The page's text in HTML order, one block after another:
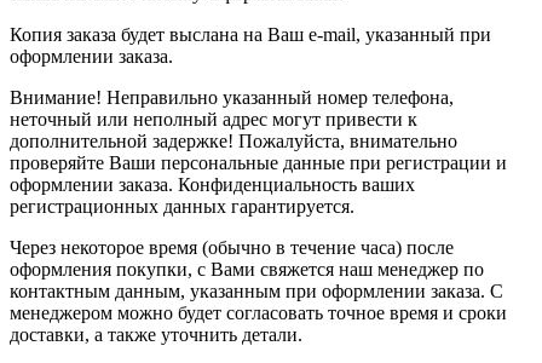
Копия заказа будет выслана на Ваш e-mail, указанный при
оформлении заказа.
Внимание! Неправильно указанный номер телефона,
неточный или неполный адрес могут привести к
дополнительной задержке! Пожалуйста, внимательно
проверяйте Ваши персональные данные при регистрации и
оформлении заказа. Конфиденциальность ваших
регистрационных данных гарантируется.
Через некоторое время (обычно в течение часа) после
оформления покупки, с Вами свяжется наш менеджер по
контактным данным, указанным при оформлении заказа. С
менеджером можно будет согласовать точное время и сроки
доставки, а также уточнить детали.